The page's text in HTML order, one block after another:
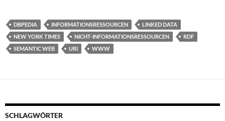
DBPEDIA INFORMATIONSRESSOURCEN
LINKED DATA
NEW YORK TIMES
NICHT-INFORMATIONSRESSOURCEN
RDF
SEMANTIC WEB
URI WWW
SCHLAGWÖRTER